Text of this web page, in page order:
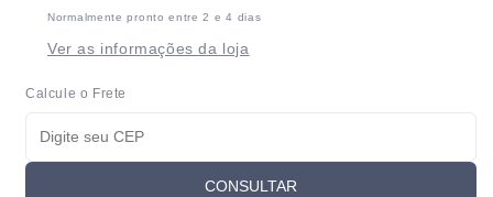
Guirlanda
Natural
-
completo
+
Natural
+
Normalmente pronto entre 2 e 4 dias
Ver as informações da loja
Calcule o Frete
CONSULTAR